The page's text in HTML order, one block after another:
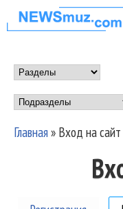
НОВОСТИ
МУЗЫКИ И
ШОУ
Main
Вы здесь
Главная» Вход на сайт